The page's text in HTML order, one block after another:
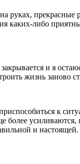
прекрасные
каких-либо
и я
жизнь заново
к
и настоящей.